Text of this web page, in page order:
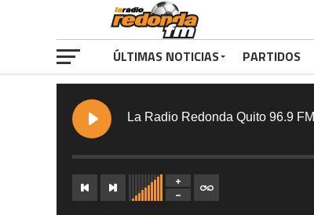
La Radio Redonda Quito 96.9 FM
ÚLTIMAS NOTICIAS PARTIDOS